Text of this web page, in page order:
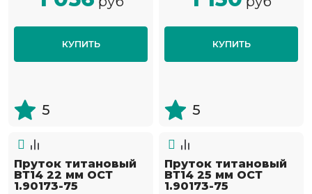
КУПИТЬ
5
КУПИТЬ
5
Пруток титановый
ВТ14 22 мм ОСТ
1.90173-75
Пруток титановый
ВТ14 25 мм ОСТ
1.90173-75